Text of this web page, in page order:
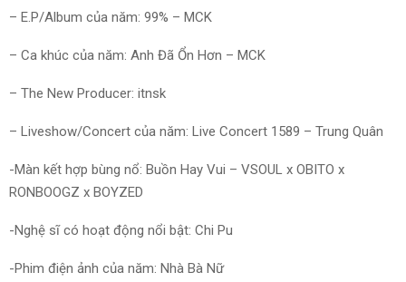
– E.P/Album của năm: 99% – MCK
– Ca khúc của năm: Anh Đã Ổn Hơn – MCK
– The New Producer: itnsk
– Liveshow/Concert của năm: Live Concert 1589 – Trung Quân
-Màn kết hợp bùng nổ: Buồn Hay Vui – VSOUL x OBITO x
RONBOOGZ x BOYZED
-Nghệ sĩ có hoạt động nổi bật: Chi Pu
-Phim điện ảnh của năm: Nhà Bà Nữ